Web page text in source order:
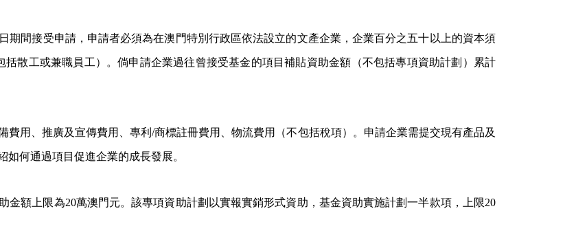
期間接受申請，申請者必須為在澳門特別行政區依法設立的文產企業，企業百分之五十以上的資本須
散工或兼職員工）。倘申請企業過往曾接受基金的項目補貼資助金額（不包括專項資助計劃）累計
用、推廣及宣傳費用、專利/商標註冊費用、物流費用（不包括稅項）。申請企業需提交現有產品及
何通過項目促進企業的成長發展。
金額上限為20萬澳門元。該專項資助計劃以實報實銷形式資助，基金資助實施計劃一半款項，上限20